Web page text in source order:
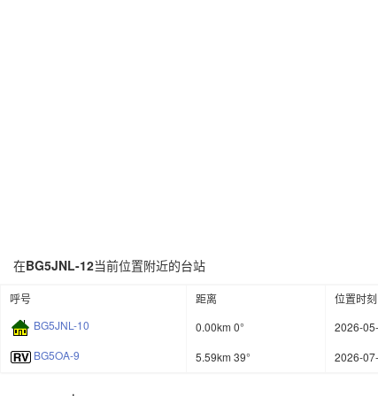
在BG5JNL-12当前位置附近的台站
呼号 距离
位置时刻
BG5JNL-10
0.00km 0°
2026-
BG5OA-9
5.59km 39° 2026-